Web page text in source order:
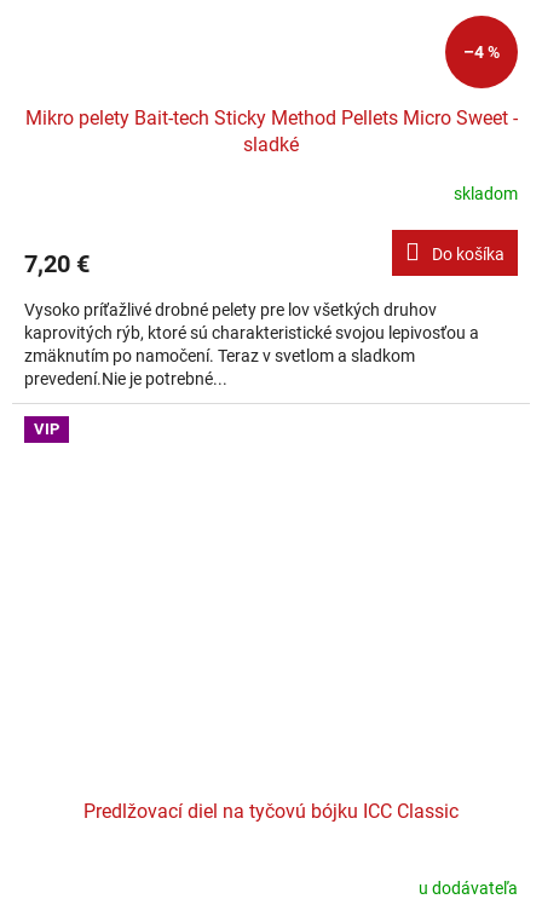
–4 %
Mikro pelety Bait-tech Sticky Method Pellets Micro Sweet -
sladké
skladom
7,20 € Do košíka
Vysoko príťažlivé drobné pelety pre lov všetkých druhov
kaprovitých rýb, ktoré sú charakteristické svojou lepivosťou a
zmäknutím po namočení. Teraz v svetlom a sladkom
prevedení.Nie je potrebné...
VIP
Predlžovací diel na tyčovú bójku ICC Classic
u dodávateľa